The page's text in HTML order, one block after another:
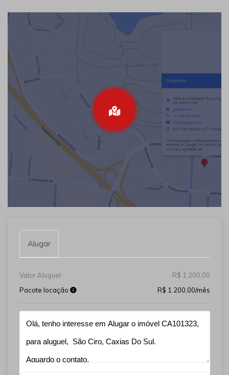
Alugar
Valor Aluguel
R$ 1.200,00
Pacote locação
R$ 1.200,00/mês